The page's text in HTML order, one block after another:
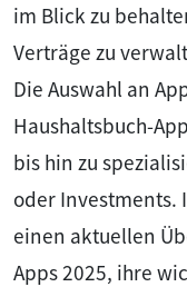
im Blick zu
Verträge zu
Die Auswahl an
Haushaltsbuch-
bis hin zu
oder Investments.
einen aktuellen
Apps 2025, ihre